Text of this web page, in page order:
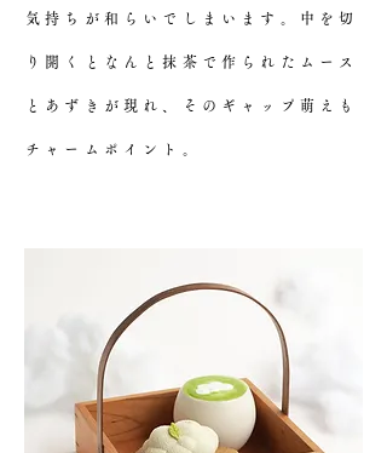
気持ちが和らいでしまいます。中を切
り開くとなんと抹茶で作られたムース
とあずきが現れ、そのギャップ萌えも
チャームポイント。